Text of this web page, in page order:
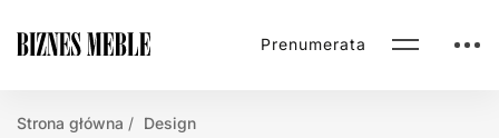
Prenumerata
Strona główna Design